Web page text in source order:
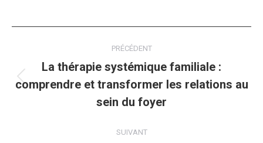
PRÉCÉDENT
Article
précédent
La thérapie systémique familiale :
comprendre et transformer les relations au
sein du foyer
SUIVANT